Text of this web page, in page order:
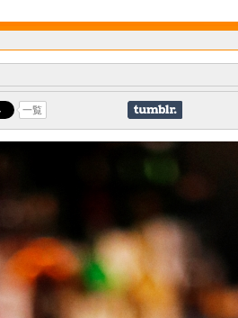
一覧